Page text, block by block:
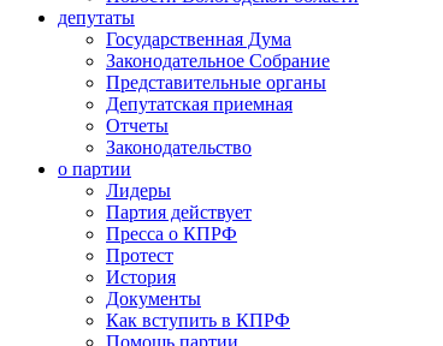
депутаты
Государственная Дума
Законодательное Собрание
Представительные органы
Депутатская приемная
Отчеты
Законодательство
о партии
Лидеры
Партия действует
Пресса о КПРФ
Протест
История
Документы
Как вступить в КПРФ
Помощь партии